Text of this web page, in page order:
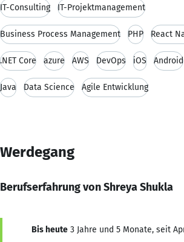
IT-Consulting IT-Projektmanagement
Business Process Management PHP React
.NET Core azure AWS DevOps iOS Android
Java Data Science Agile Entwicklung
Werdegang
Berufserfahrung von Shreya Shukla
Bis heute 3 Jahre und 5 Monate, seit